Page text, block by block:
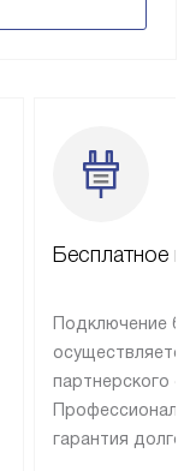
Бесплатное
Подключение
партнерского
гарантия